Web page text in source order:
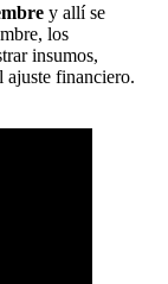
y allí se
los
insumos,
ajuste financiero.